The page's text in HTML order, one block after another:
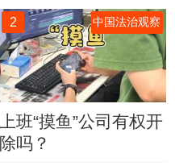
2 中国法治观察
上班“摸鱼”公司有权开
除吗？